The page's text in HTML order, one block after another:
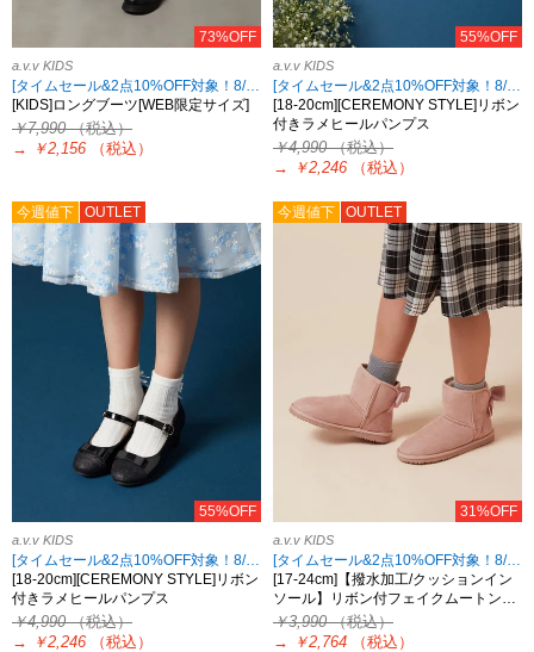
73%OFF
a.v.v KIDS
[タイムセール&2点10%OFF対象！8/17 8:59まで]
[KIDS]ロングブーツ[WEB限定サイズ]
￥7,990（税込）
→
￥2,156 （税込）
55%OFF
a.v.v KIDS
[タイムセール&2点10%OFF対象！8/17 8:59まで]
[18-20cm][CEREMONY STYLE]リボン
付きラメヒールパンプス
￥4,990（税込）
→
￥2,246 （税込）
今週値下 OUTLET
55%OFF
a.v.v KIDS
[タイムセール&2点10%OFF対象！8/17 8:59まで]
[18-20cm][CEREMONY STYLE]リボン
付きラメヒールパンプス
￥4,990（税込）
→
￥2,246 （税込）
今週値下 OUTLET
31%OFF
a.v.v KIDS
[タイムセール&2点10%OFF対象！8/17 8:59まで]
[17-24cm]【撥水加工/クッションイン
ソール】リボン付フェイクムートン…
￥3,990（税込）
→
￥2,764 （税込）